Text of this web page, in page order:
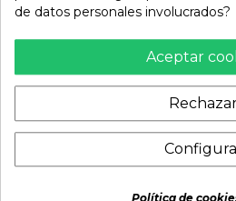
Pasta SSAMJANG de soja
fermentada (SEMPIO)
5,49 €
de datos personales involucrados?
Aceptar